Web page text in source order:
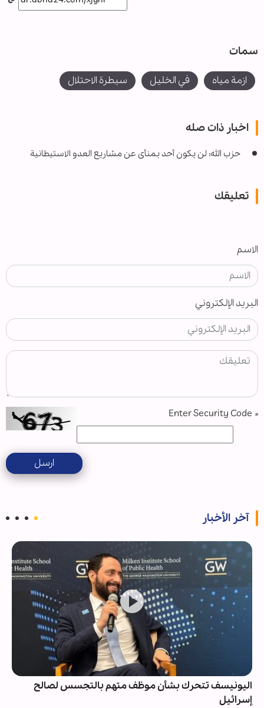
سمات
ازمة مياه في الخليل سيطرة الاحتلال
اخبار ذات صله
حزب الله: لن يكون أحد بمنأى عن مشاريع العدو الاستيطانية
تعليقك
الاسم
البريد الإلكتروني
*
ارسل
آخر الأخبار
اليونيسف تتحرك بشأن موظف متهم بالتجسس لصالح
إسرائيل